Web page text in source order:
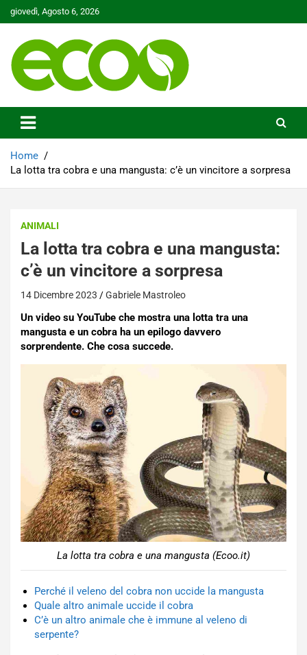
Skip
to
giovedì, Agosto 6, 2026
Ecoo.it
Home
La lotta tra cobra e una mangusta: c’è un vincitore a sorpresa
ANIMALI
La lotta tra cobra e una mangusta:
c’è un vincitore a sorpresa
14 Dicembre 2023 Gabriele Mastroleo
Un video su YouTube che mostra una lotta tra una
mangusta e un cobra ha un epilogo davvero
sorprendente. Che cosa succede.
La lotta tra cobra e una mangusta (Ecoo.it)
Perché il veleno del cobra non uccide la mangusta
Quale altro animale uccide il cobra
C’è un altro animale che è immune al veleno di
serpente?